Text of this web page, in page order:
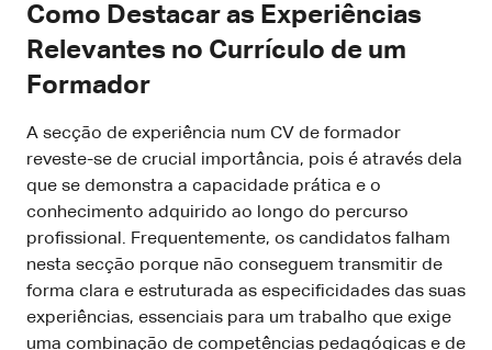
Como Destacar as Experiências
Relevantes no Currículo de um
Formador
A secção de experiência num CV de formador
reveste-se de crucial importância, pois é através dela
que se demonstra a capacidade prática e o
conhecimento adquirido ao longo do percurso
profissional. Frequentemente, os candidatos falham
nesta secção porque não conseguem transmitir de
forma clara e estruturada as especificidades das suas
experiências, essenciais para um trabalho que exige
uma combinação de competências pedagógicas e de